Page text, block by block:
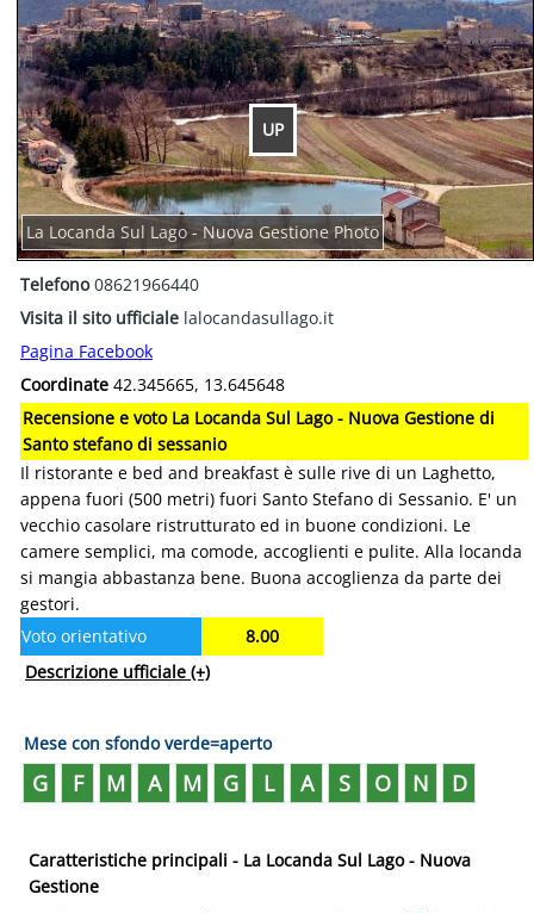
UP
La Locanda Sul Lago - Nuova Gestione Photo
Telefono08621966440
Visita il sito ufficiale lalocandasullago.it
Pagina Facebook
Coordinate 42.345665, 13.645648
Recensione e voto La Locanda Sul Lago - Nuova Gestione di
Santo stefano di sessanio
Il ristorante e bed and breakfast è sulle rive di un Laghetto,
appena fuori (500 metri) fuori Santo Stefano di Sessanio. E' un
vecchio casolare ristrutturato ed in buone condizioni. Le
camere semplici, ma comode, accoglienti e pulite. Alla locanda
si mangia abbastanza bene. Buona accoglienza da parte dei
gestori.
Voto orientativo
8.00
Descrizione ufficiale (+)
Mese con sfondo verde=aperto
G F M A M G L A S O N D
Caratteristiche principali - La Locanda Sul Lago - Nuova
Gestione